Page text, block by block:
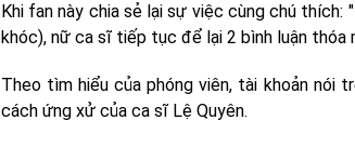
Khi fan này chia sẻ lại sự việc cùng chú
khóc), nữ ca sĩ tiếp tục để lại 2 bình luận thóa
Theo tìm hiểu của phóng viên, tài khoản nói
cách ứng xử của ca sĩ Lệ Quyên.